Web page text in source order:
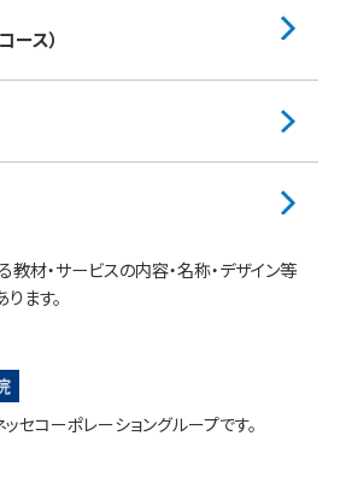
ース）
材・サービスの内容・名称・デザイン等
ます。
コーポレーショングループです。